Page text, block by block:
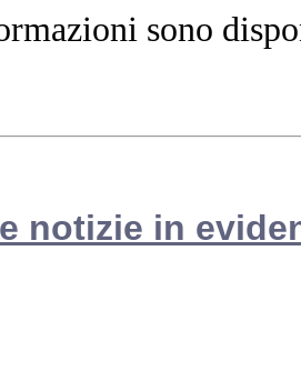
sono
notizie in